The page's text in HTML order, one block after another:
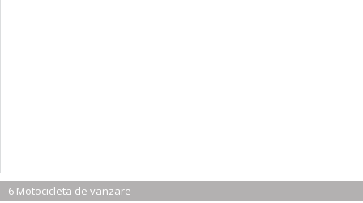
6 Motocicleta de vanzare